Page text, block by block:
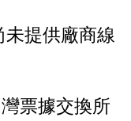
未提供廠商線
票據交換所